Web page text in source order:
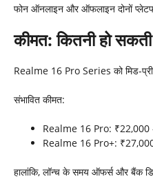
फोन ऑनलाइन और ऑफलाइन दोनों
कीमत: कितनी हो
Realme 16 Pro Series को मिड-
संभावित कीमत:
Realme 16 Pro: ₹22,000
Realme 16 Pro+:
हालांकि, लॉन्च के समय ऑफर्स और बैंक